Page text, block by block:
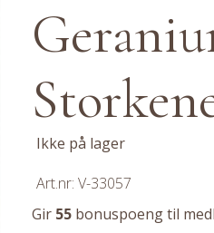
Ikke på lager
Art.nr: V-33057
Gir 55 bonuspoeng til